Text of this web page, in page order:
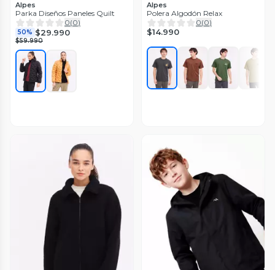
Alpes
Parka Diseños Paneles Quilt
0(0)
50% $29.990
$59.990
Alpes
Polera Algodón Relax
0(0)
$14.990